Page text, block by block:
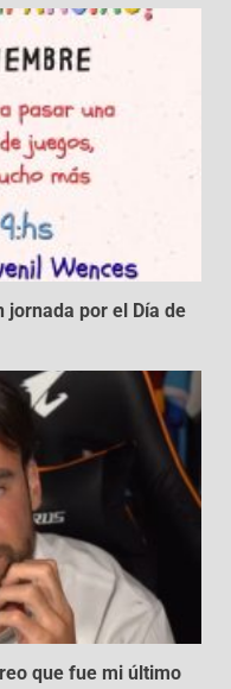
jornada por el Día de
que fue mi último